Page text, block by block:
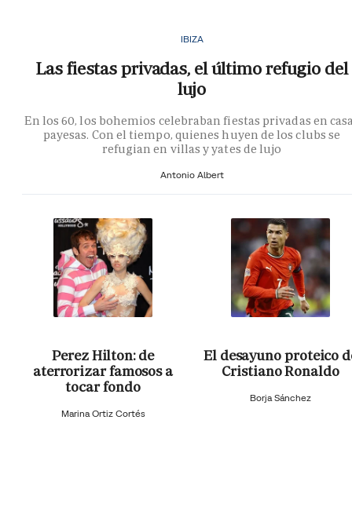
IBIZA
Las fiestas privadas, el último refugio del
lujo
En los 60, los bohemios celebraban fiestas privadas en
payesas. Con el tiempo, quienes huyen de los clubs se
refugian en villas y yates de lujo
Antonio Albert
Perez Hilton: de
aterrorizar famosos a
tocar fondo
Marina Ortiz Cortés
El desayuno proteico
Cristiano Ronaldo
Borja Sánchez